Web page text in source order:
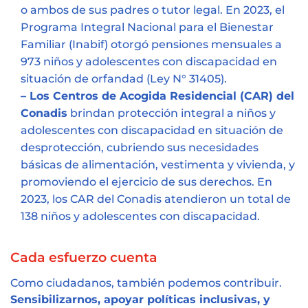
o ambos de sus padres o tutor legal. En 2023, el
Programa Integral Nacional para el Bienestar
Familiar (Inabif) otorgó pensiones mensuales a
973 niños y adolescentes con discapacidad en
situación de orfandad (Ley N° 31405).
– Los Centros de Acogida Residencial (CAR) del
Conadis brindan protección integral a niños y
adolescentes con discapacidad en situación de
desprotección, cubriendo sus necesidades
básicas de alimentación, vestimenta y vivienda, y
promoviendo el ejercicio de sus derechos. En
2023, los CAR del Conadis atendieron un total de
138 niños y adolescentes con discapacidad.
Cada esfuerzo cuenta
Como ciudadanos, también podemos contribuir.
Sensibilizarnos, apoyar políticas inclusivas, y